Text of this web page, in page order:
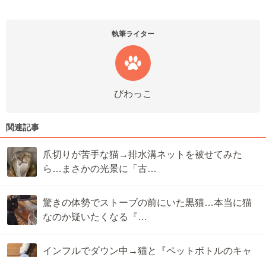
執筆ライター
びわっこ
関連記事
爪切りが苦手な猫→排水溝ネットを被せてみた
ら…まさかの光景に「古…
驚きの体勢でストーブの前にいた黒猫…本当に猫
なのか疑いたくなる『…
インフルでダウン中→猫と『ペットボトルのキャ